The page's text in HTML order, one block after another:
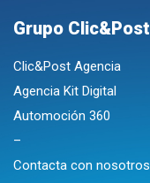
Grupo Clic&Post
Clic&Post Agencia
Agencia Kit Digital
Automoción 360
–
Contacta con nosotros